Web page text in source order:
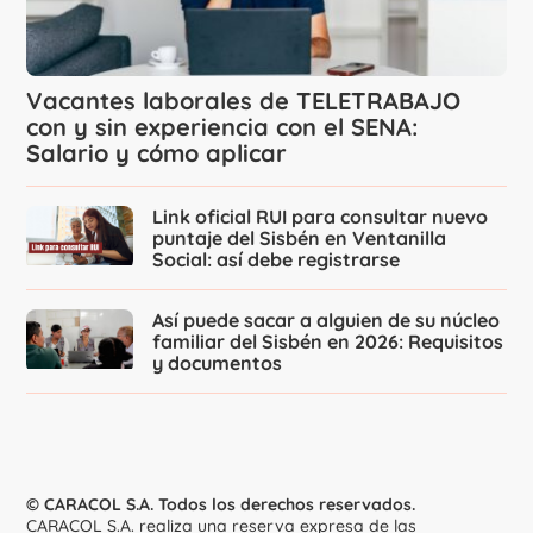
Vacantes laborales de TELETRABAJO
con y sin experiencia con el SENA:
Salario y cómo aplicar
Link oficial RUI para consultar nuevo
puntaje del Sisbén en Ventanilla
Social: así debe registrarse
Así puede sacar a alguien de su núcleo
familiar del Sisbén en 2026: Requisitos
y documentos
© CARACOL S.A. Todos los derechos reservados.
CARACOL S.A. realiza una reserva expresa de las